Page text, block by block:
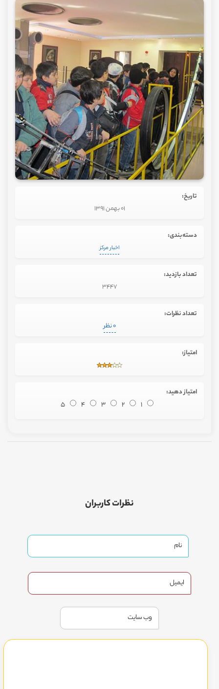
تاریخ:
01 بهمن 1391
دسته‌بندی:
اخبار مرکز
تعداد بازدید:
3447
تعداد نظرات:
0 نظر
امتیاز:
امتیاز دهید:
1
2
3
4
5
نظرات کاربران